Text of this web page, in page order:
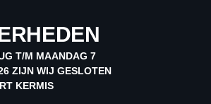
T/M MAANDAG 7
ZIJN WIJ GESLOTEN
KERMIS